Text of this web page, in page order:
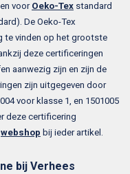
voor Oeko-Tex standard
De Oeko-Tex
te vinden op het grootste
deze certificeringen
aanwezig zijn en zijn de
zijn uitgegeven door
voor klasse 1, en 1501005
deze certificering
webshop bij ieder artikel.
bij Verhees